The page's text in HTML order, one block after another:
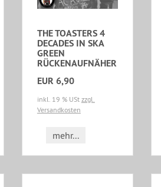
THE TOASTERS 4
DECADES IN SKA
GREEN
RÜCKENAUFNÄHER
EUR 6,90
inkl. 19 % USt zzgl.
Versandkosten
mehr...